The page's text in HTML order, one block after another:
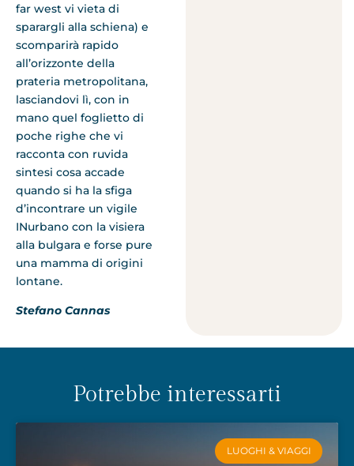
far west vi vieta di
sparargli alla schiena) e
scomparirà rapido
all’orizzonte della
prateria metropolitana,
lasciandovi lì, con in
mano quel foglietto di
poche righe che vi
racconta con ruvida
sintesi cosa accade
quando si ha la sfiga
d’incontrare un vigile
INurbano con la visiera
alla bulgara e forse pure
una mamma di origini
lontane.
Stefano Cannas
Potrebbe interessarti
LUOGHI & VIAGGI